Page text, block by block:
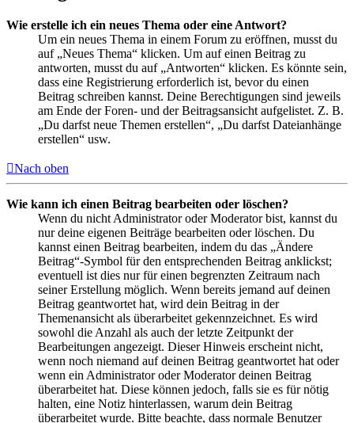
Wie erstelle ich ein neues Thema oder eine Antwort?
Um ein neues Thema in einem Forum zu eröffnen, musst du
auf „Neues Thema“ klicken. Um auf einen Beitrag zu
antworten, musst du auf „Antworten“ klicken. Es könnte sein,
dass eine Registrierung erforderlich ist, bevor du einen
Beitrag schreiben kannst. Deine Berechtigungen sind jeweils
am Ende der Foren- und der Beitragsansicht aufgelistet. Z. B.
„Du darfst neue Themen erstellen“, „Du darfst Dateianhänge
erstellen“ usw.
Nach oben
Wie kann ich einen Beitrag bearbeiten oder löschen?
Wenn du nicht Administrator oder Moderator bist, kannst du
nur deine eigenen Beiträge bearbeiten oder löschen. Du
kannst einen Beitrag bearbeiten, indem du das „Ändere
Beitrag“-Symbol für den entsprechenden Beitrag anklickst;
eventuell ist dies nur für einen begrenzten Zeitraum nach
seiner Erstellung möglich. Wenn bereits jemand auf deinen
Beitrag geantwortet hat, wird dein Beitrag in der
Themenansicht als überarbeitet gekennzeichnet. Es wird
sowohl die Anzahl als auch der letzte Zeitpunkt der
Bearbeitungen angezeigt. Dieser Hinweis erscheint nicht,
wenn noch niemand auf deinen Beitrag geantwortet hat oder
wenn ein Administrator oder Moderator deinen Beitrag
überarbeitet hat. Diese können jedoch, falls sie es für nötig
halten, eine Notiz hinterlassen, warum dein Beitrag
überarbeitet wurde. Bitte beachte, dass normale Benutzer